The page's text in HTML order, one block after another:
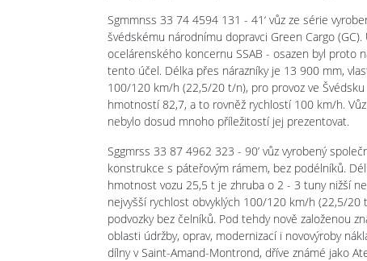
Sgmmnss 33 74 4594 131 - 41‘ vůz ze série
švédskému národnímu dopravci Green Cargo
ocelárenského koncernu SSAB - osazen byl proto
tento účel. Délka přes nárazníky je 13 900 mm,
100/120 km/h (22,5/20 t/n), pro provoz ve
hmotností 82,7, a to rovněž rychlostí 100 km/h.
nebylo dosud mnoho příležitostí jej prezentovat.
Sggmrss 33 87 4962 323 - 90’ vůz vyrobený
konstrukce s páteřovým rámem, bez podélníků.
hmotnost vozu 25,5 t je zhruba o 2 - 3 tuny nižší
nejvyšší rychlost obvyklých 100/120 km/h (22,5/
podvozky bez čelníků. Pod tehdy nově založenou
oblasti údržby, oprav, modernizací i novovýroby
dílny v Saint-Amand-Montrond, dříve známé jako